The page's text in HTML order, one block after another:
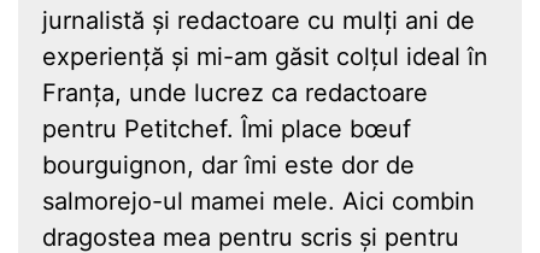
jurnalistă și redactoare cu mulți ani de
experiență și mi-am găsit colțul ideal în
Franța, unde lucrez ca redactoare
pentru Petitchef. Îmi place bœuf
bourguignon, dar îmi este dor de
salmorejo-ul mamei mele. Aici combin
dragostea mea pentru scris și pentru